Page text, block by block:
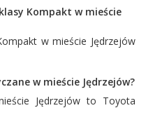
Kompakt w mieście
w mieście Jędrzejów
w mieście Jędrzejów?
Jędrzejów to Toyota